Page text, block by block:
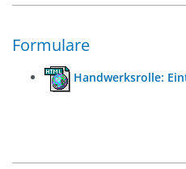
Formulare
Handwerksrolle: